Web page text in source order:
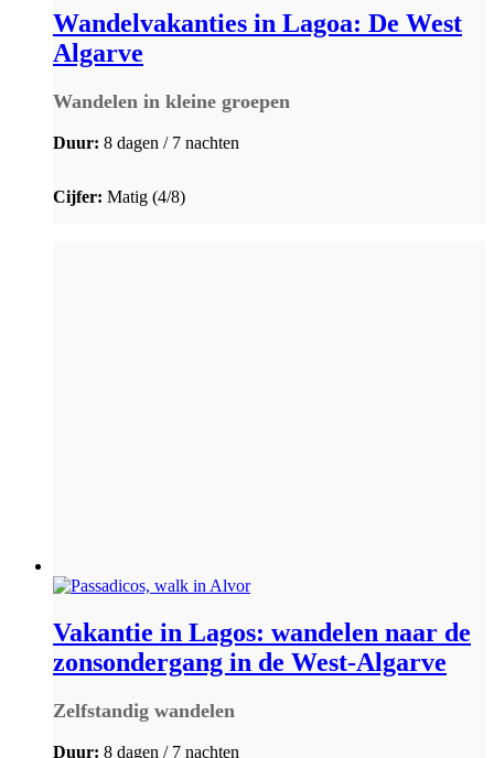
Wandelvakanties in Lagoa: De West
Algarve
Wandelen in kleine groepen
Duur: 8 dagen / 7 nachten
Cijfer: Matig (4/8)
Vakantie in Lagos: wandelen naar de
zonsondergang in de West-Algarve
Zelfstandig wandelen
Duur: 8 dagen / 7 nachten